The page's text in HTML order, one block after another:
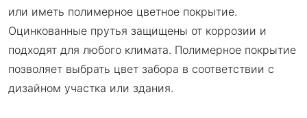
или иметь полимерное цветное покрытие.
Оцинкованные прутья защищены от коррозии и
подходят для любого климата. Полимерное покрытие
позволяет выбрать цвет забора в соответствии с
дизайном участка или здания.